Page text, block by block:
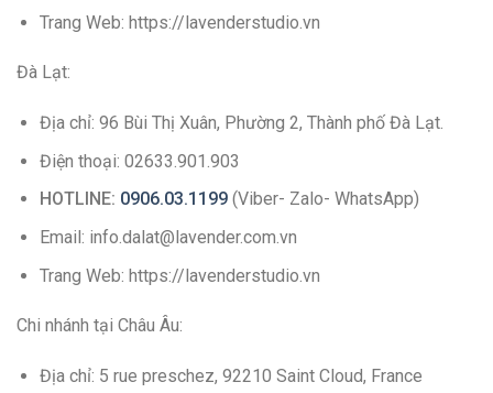
Trang Web: https://lavenderstudio.vn
Đà Lạt:
Địa chỉ: 96 Bùi Thị Xuân, Phường 2, Thành phố Đà Lạt.
Điện thoại: 02633.901.903
HOTLINE: 0906.03.1199(Viber- Zalo- WhatsApp)
Email: info.dalat@lavender.com.vn
Trang Web: https://lavenderstudio.vn
Chi nhánh tại Châu Âu:
Địa chỉ: 5 rue preschez, 92210 Saint Cloud, France